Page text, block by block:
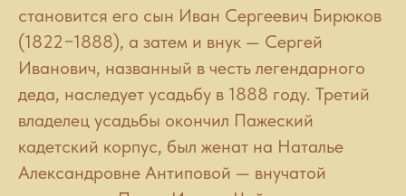
становится его сын Иван Сергеевич Бирюков
(1822−1888), а затем и внук — Сергей
Иванович, названный в честь легендарного
деда, наследует усадьбу в 1888 году. Третий
владелец усадьбы окончил Пажеский
кадетский корпус, был женат на Наталье
Александровне Антиповой — внучатой